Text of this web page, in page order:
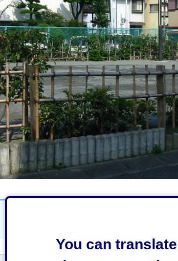
You can